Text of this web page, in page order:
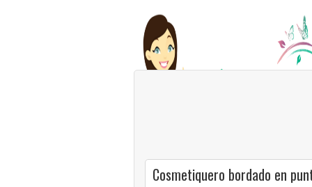
Cosmetiquero bordado en